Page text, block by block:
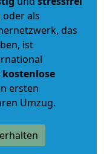
oder als
das
ist
kostenlose
ersten
Umzug.